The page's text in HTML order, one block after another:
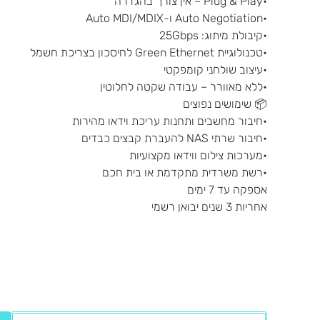
•Auto Negotiation ו-Auto MDI/MDIX
•קיבולת מיתוג: ‎25Gbps‎
•טכנולוגיית Green Ethernet לחיסכון בצריכת חשמל
•עיצוב שולחני קומפקטי
•ללא מאוורר – עבודה שקטה לחלוטין
📦 שימושים נפוצים
•חיבור מחשבים ותחנות עריכת וידאו מהירות
•חיבור שרתי NAS להעברת קבצים כבדים
•מערכות צילום ווידאו מקצועיות
•רשת משרדית מתקדמת או בית חכם
אספקה עד 7 ימים
אחריות 3 שנים יבואן רשמי